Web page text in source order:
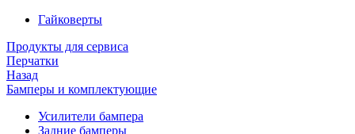
Гайковерты
Продукты для сервиса
Перчатки
Назад
Бамперы и комплектующие
Усилители бампера
Задние бамперы